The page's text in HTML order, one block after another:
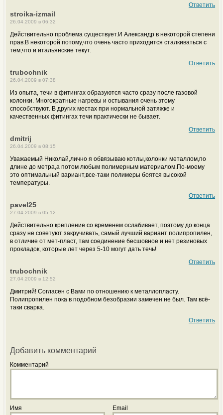
Ответить
stroika-izmail
26.04.2009 в 06:32
Действительно проблема существует.И Александр в некоторой степени
прав.В некоторой потому,что очень часто приходится сталкиваться с
тем,что и итальянские текут.
Ответить
trubochnik
26.04.2009 в 07:38
Из опыта, течи в фитингах образуются часто сразу после газовой
колонки. Многократные нагревы и остывания очень этому
способствуют. В других местах при нормальной затяжке и
качественных фитингах течи практически не бывает.
Ответить
dmitrij
26.04.2009 в 08:15
Уважаемый Николай,лично я обвязываю котлы,колонки металлом,по
длине до метра,а потом любым полимерным материалом.По-моему
это оптимальный вариант,все-таки полимеры боятся высокой
температуры.
Ответить
pavel25
27.04.2009 в 05:12
Действительно крепление со временем ослабивает, поэтому до конца
сразу не советуют закручивать, самый лучший вариант полипропилен,
в отличие от мет-пласт, там соединение бесшовное и нет резиновых
прокладок, которые лет через 5-10 могут дать течь!
Ответить
trubochnik
27.04.2009 в 12:52
Дмитрий! Согласен с Вами по отношению к металлопласту.
Полипропилен пока в подобном безобразии замечен не был. Там всё-
таки сварка.
Ответить
Добавить комментарий
Комментарий
Имя Email